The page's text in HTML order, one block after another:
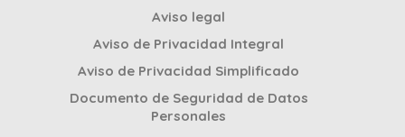
Aviso legal
Aviso de Privacidad Integral
Aviso de Privacidad Simplificado
Documento de Seguridad de Datos
Personales